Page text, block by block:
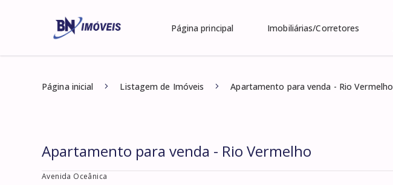
Página principal Imobiliárias/Corretores
Página inicial Listagem de Imóveis Apartamento para venda - Rio Vermelho
Apartamento para venda - Rio Vermelho
Avenida Oceânica